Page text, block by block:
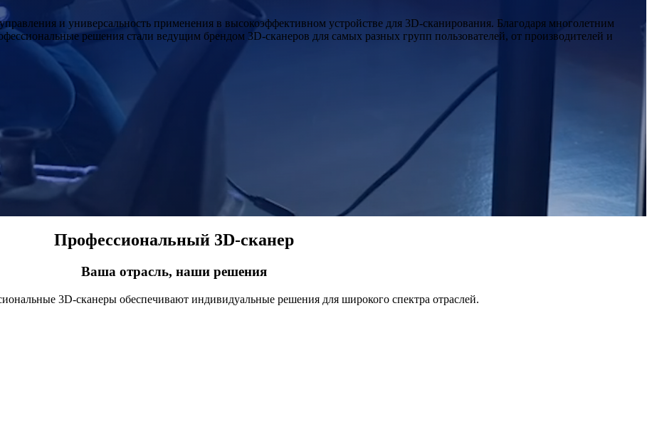
и универсальность применения в высокоэффективном устройстве для 3D-сканирования. Благодаря многолетним
решения стали ведущим брендом 3D-сканеров для самых разных групп пользователей, от производителей и
Профессиональный 3D-сканер
Ваша отрасль, наши решения
3D-сканеры обеспечивают индивидуальные решения для широкого спектра отраслей.